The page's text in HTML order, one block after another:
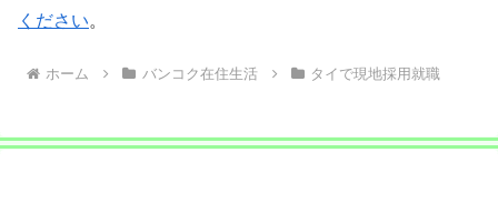
ください。
ホーム バンコク在住生活 タイで現地採用就職